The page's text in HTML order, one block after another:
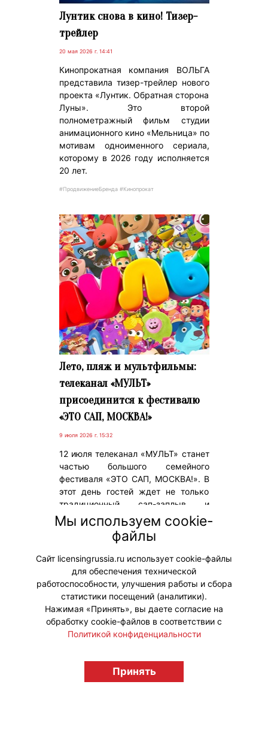
Лунтик снова в кино! Тизер-
трейлер
20 мая 2026 г. 14:41
Кинопрокатная компания ВОЛЬГА
представила тизер-трейлер нового
проекта «Лунтик. Обратная сторона
Луны». Это второй
полнометражный фильм студии
анимационного кино «Мельница» по
мотивам одноименного сериала,
которому в 2026 году исполняется
20 лет.
#ПродвижениеБренда #Кинопрокат
Лето, пляж и мультфильмы:
телеканал «МУЛЬТ»
присоединится к фестивалю
«ЭТО САП, МОСКВА!»
9 июля 2026 г. 15:32
12 июля телеканал «МУЛЬТ» станет
частью большого семейного
фестиваля «ЭТО САП, МОСКВА!». В
этот день гостей ждет не только
традиционный сап-заплыв и
множество развлечений, но и
специальная программа с
показами под открытым небом от
телеканала «МУЛЬТ».
#ПродвижениеБренда
licensingrussia.ru, 2009-2026 12+
Мы используем cookie-
файлы
Сайт licensingrussia.ru использует cookie-файлы
для обеспечения технической
работоспособности, улучшения работы и сбора
статистики посещений (аналитики).
Нажимая «Принять», вы даете согласие на
обработку cookie-файлов в соответствии с
Политикой конфиденциальности
Принять